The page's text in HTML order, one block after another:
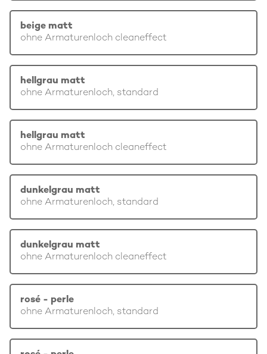
beige matt
ohne Armaturenloch cleaneffect
hellgrau matt
ohne Armaturenloch, standard
hellgrau matt
ohne Armaturenloch cleaneffect
dunkelgrau matt
ohne Armaturenloch, standard
dunkelgrau matt
ohne Armaturenloch cleaneffect
rosé - perle
ohne Armaturenloch, standard